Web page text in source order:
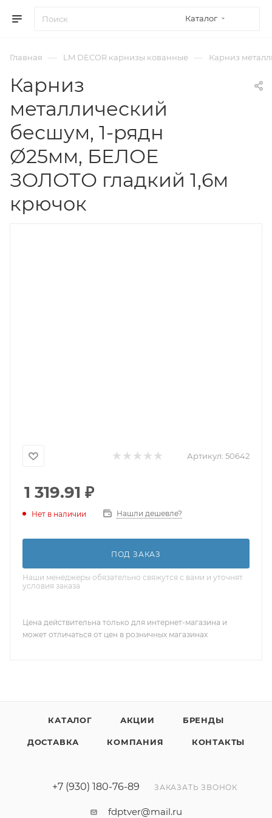
Каталог
Главная — LM DECOR карнизы кованные — Карниз
Карниз
металлический
бесшум, 1-рядн
Ø25мм, БЕЛОЕ
ЗОЛОТО гладкий 1,6м
крючок
Артикул: 50642
1 319.91 ₽
Нет в наличии Нашли дешевле?
ПОД ЗАКАЗ
Наши менеджеры обязательно свяжутся с вами и уточнят
условия заказа
Цена действительна только для интернет-магазина и
может отличаться от цен в розничных магазинах
КАТАЛОГ АКЦИИ БРЕНДЫ
ДОСТАВКА КОМПАНИЯ КОНТАКТЫ
+7 (930) 180-76-89 ЗАКАЗАТЬ ЗВОНОК
fdptver@mail.ru